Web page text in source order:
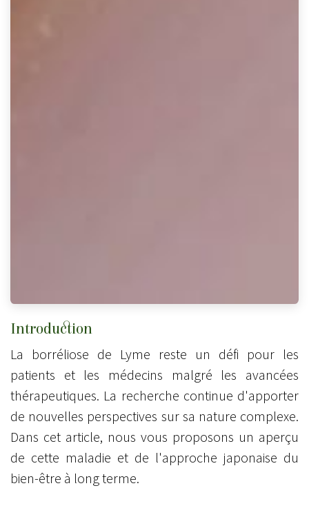
Introduction
La borréliose de Lyme reste un défi pour les
patients et les médecins malgré les avancées
thérapeutiques. La recherche continue d'apporter
de nouvelles perspectives sur sa nature complexe.
Dans cet article, nous vous proposons un aperçu
de cette maladie et de l'approche japonaise du
bien-être à long terme.